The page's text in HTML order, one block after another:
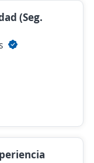
(Seg.